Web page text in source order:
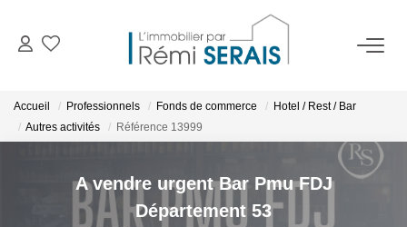
LOUER
VENDRE
Accueil Professionnels Fonds de commerce
Hotel / Rest / Bar
Autres activités
Référence 13999
A vendre urgent Bar Pmu FDJ
Département 53